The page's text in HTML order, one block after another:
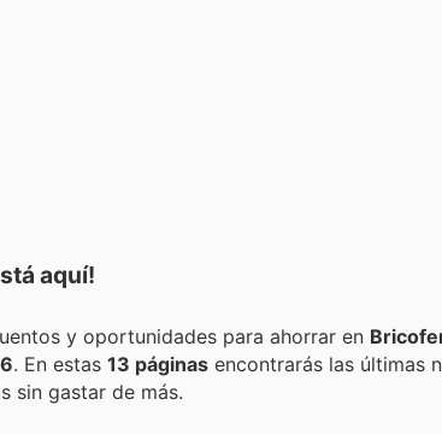
aquí!
Encuentra las mejores promociones, descuentos y oportunidades para ahorrar en
. En estas 13 páginas encontrarás las últimas
sin gastar de más.